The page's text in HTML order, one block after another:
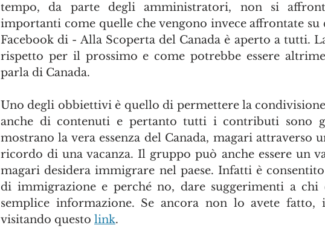
tempo, da parte degli amministratori, non si
importanti come quelle che vengono invece affrontate
Facebook di - Alla Scoperta del Canada è aperto a tutti.
rispetto per il prossimo e come potrebbe essere
parla di Canada.
Uno degli obbiettivi è quello di permettere la
anche di contenuti e pertanto tutti i contributi sono
mostrano la vera essenza del Canada, magari attraverso
ricordo di una vacanza. Il gruppo può anche essere un
magari desidera immigrare nel paese. Infatti è
di immigrazione e perché no, dare suggerimenti a
semplice informazione. Se ancora non lo avete fatto,
visitando questo link.